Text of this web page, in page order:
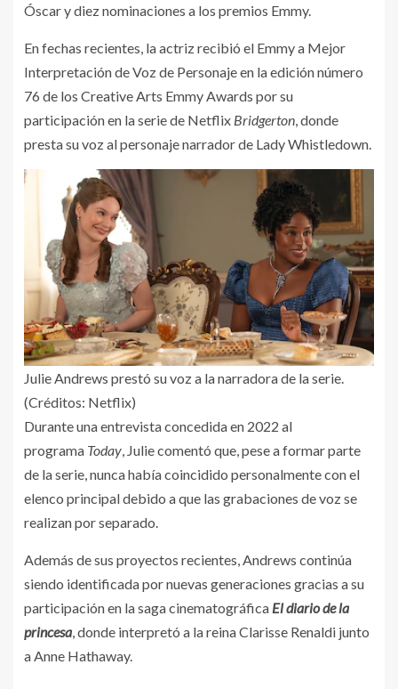
Óscar y diez nominaciones a los premios Emmy.
En fechas recientes, la actriz recibió el Emmy a Mejor
Interpretación de Voz de Personaje en la edición número
76 de los Creative Arts Emmy Awards por su
participación en la serie de Netflix Bridgerton , donde
presta su voz al personaje narrador de Lady Whistledown.
Julie Andrews prestó su voz a la narradora de la serie.
(Créditos: Netflix)
Durante una entrevista concedida en 2022 al
programa Today, Julie comentó que, pese a formar parte
de la serie, nunca había coincidido personalmente con el
elenco principal debido a que las grabaciones de voz se
realizan por separado.
Además de sus proyectos recientes, Andrews continúa
siendo identificada por nuevas generaciones gracias a su
participación en la saga cinematográfica El diario de la
princesa, donde interpretó a la reina Clarisse Renaldi junto
a Anne Hathaway.